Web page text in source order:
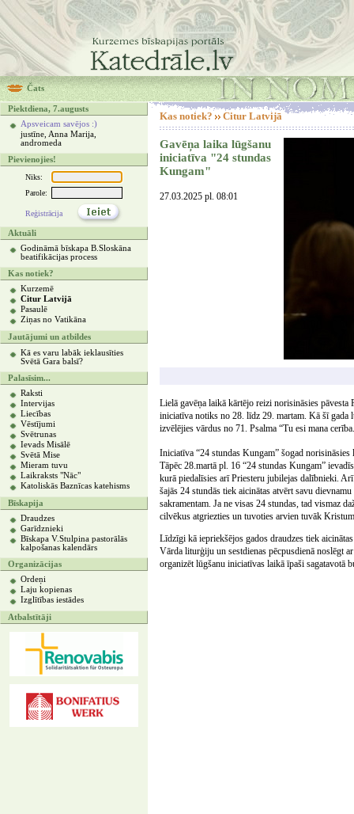
Čats
Piektdiena, 7.augusts
Apsveicam savējos :)
justīne, Anna Marija,
andromeda
Pievienojies!
Niks:
Parole:
Reģistrācija
Aktuāli
Godināmā bīskapa B.Sloskāna
beatifikācijas process
Kas notiek?
Kurzemē
Citur Latvijā
Pasaulē
Ziņas no Vatikāna
Jautājumi un atbildes
Kā es varu labāk ieklausīties
Svētā Gara balsī?
Palasīsim...
Raksti
Intervijas
Liecības
Vēstījumi
Svētrunas
Ievads Misālē
Svētā Mise
Mieram tuvu
Laikraksts "Nāc"
Katoliskās Baznīcas katehisms
Bīskapija
Draudzes
Garīdznieki
Bīskapa V.Stulpina pastorālās
kalpošanas kalendārs
Organizācijas
Ordeņi
Laju kopienas
Izglītības iestādes
Atbalstītāji
Kas notiek? Citur Latvijā
Gavēņa laika lūgšanu
iniciatīva "24 stundas
Kungam"
27.03.2025 pl. 08:01
Lielā gavēņa laikā kārtējo reizi norisināsies
iniciatīva notiks no 28. līdz 29. martam. Kā šī
izvēlējies vārdus no 71. Psalma “Tu esi mana
Iniciatīva “24 stundas Kungam” šogad
Tāpēc 28.martā pl. 16 “24 stundas Kungam”
kurā piedalīsies arī Priesteru jubilejas dalībnieki.
šajās 24 stundās tiek aicinātas atvērt savu
sakramentam. Ja ne visas 24 stundas, tad vismaz
cilvēkus atgriezties un tuvoties arvien tuvāk
Līdzīgi kā iepriekšējos gados draudzes tiek
Vārda liturģiju un sestdienas pēcpusdienā noslēgt
organizēt lūgšanu iniciatīvas laikā īpaši sagatavotā